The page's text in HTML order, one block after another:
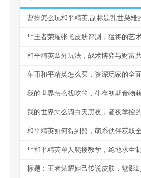
曹操怎么玩和平精英,副标题乱世枭雄
**王者荣耀张飞皮肤评测，猛将的艺
和平精英瓜分玩法，战术博弈与财富
我的世界怎么调白天黑夜，昼夜掌控
**和平精英单人爬楼教学，绝地求生